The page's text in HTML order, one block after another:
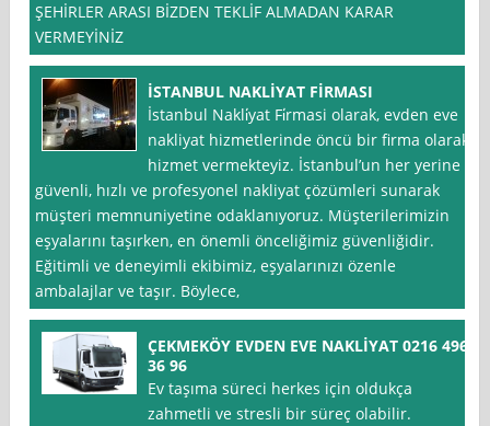
ŞEHİRLER ARASI BİZDEN TEKLİF ALMADAN KARAR
VERMEYİNİZ
İSTANBUL NAKLİYAT FİRMASI
İstanbul Nakli̇yat Fi̇rmasi olarak, evden eve
nakliyat hizmetlerinde öncü bir firma olarak
hizmet vermekteyiz. İstanbul’un her yerine
güvenli, hızlı ve profesyonel nakliyat çözümleri sunarak
müşteri memnuniyetine odaklanıyoruz. Müşterilerimizin
eşyalarını taşırken, en önemli önceliğimiz güvenliğidir.
Eğitimli ve deneyimli ekibimiz, eşyalarınızı özenle
ambalajlar ve taşır. Böylece,
ÇEKMEKÖY EVDEN EVE NAKLİYAT 0216 496
36 96
Ev taşıma süreci herkes için oldukça
zahmetli ve stresli bir süreç olabilir.